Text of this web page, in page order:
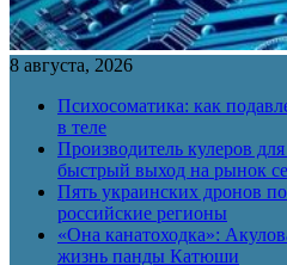
8 августа, 2026
Психосоматика: как
в теле
Производитель кулеров
быстрый выход на рынок
Пять украинских дронов
российские регионы
«Она канатоходка»:
жизнь панды Катюши